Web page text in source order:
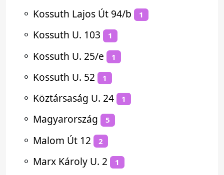
⚬ Kossuth Lajos Út 94/b 1
⚬ Kossuth U. 103 1
⚬ Kossuth U. 25/e 1
⚬ Kossuth U. 52 1
⚬ Köztársaság U. 24 1
⚬ Magyarország 5
⚬ Malom Út 12 2
⚬ Marx Károly U. 2 1